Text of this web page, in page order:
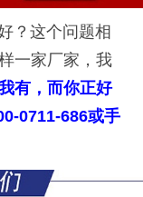
？这个问题相
一家厂家，我
有，而你正好
0711-686或手